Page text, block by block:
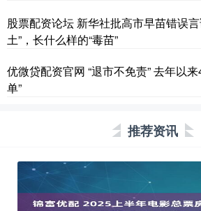
股票配资论坛 新华社批高市早苗错误
土”，长什么样的“毒苗”
优微贷配资官网 “退市不免责” 去年以
单”
推荐资讯